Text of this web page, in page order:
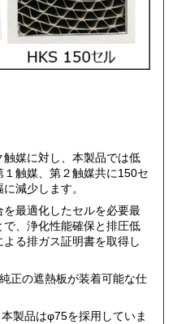
媒に対し、本製品では低
触媒、第２触媒共に150セ
減少します。
最適化したセルを必要最
、浄化性能確保と排圧低
る排ガス証明書を取得し
正の遮熱板が装着可能な仕
製品はφ75を採用していま